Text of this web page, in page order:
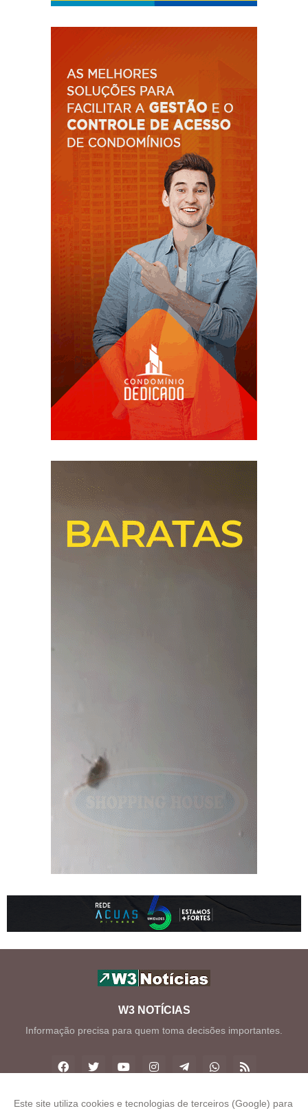
W3 NOTÍCIAS
Informação precisa para quem toma decisões importantes.
Este site utiliza cookies e tecnologias de terceiros (Google) para